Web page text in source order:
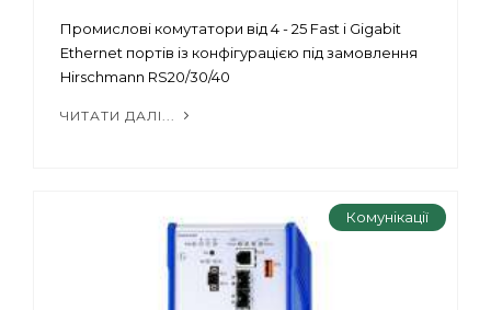
Промислові комутатори від 4 - 25 Fast і Gigabit
Ethernet портів із конфігурацією під замовлення
Hirschmann RS20/30/40
ЧИТАТИ ДАЛІ...
Комунікації